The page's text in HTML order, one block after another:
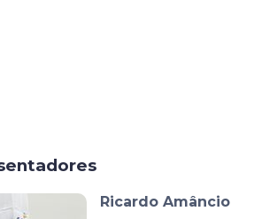
Ricardo Amâncio